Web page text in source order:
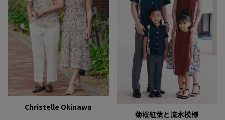
Christelle Okinawa
菊桜紅葉と流水模様